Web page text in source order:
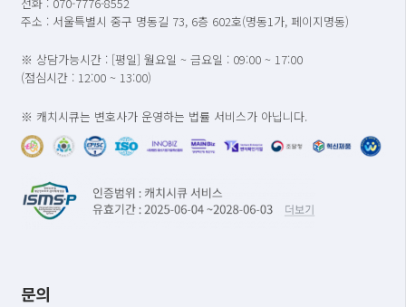
주소 : 서울특별시 중구 명동길 73, 6층 602호(명동1가, 페이지명동)
※ 상담가능시간 : [평일] 월요일 ~ 금요일 : 09:00 ~ 17:00
(점심시간 : 12:00 ~ 13:00)
※ 캐치시큐는 변호사가 운영하는 법률 서비스가 아닙니다.
문의